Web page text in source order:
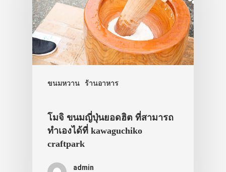
ขนมหวาน ร้านอาหาร
โมจิ ขนมญี่ปุ่นยอดฮิต ที่สามารถ
ทำเองได้ที่ kawaguchiko
craftpark
admin